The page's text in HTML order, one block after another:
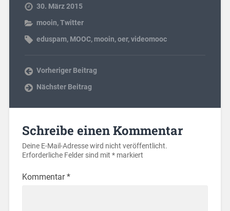
30. März 2015
mooin,Twitter
eduspam, MOOC, mooin,oer,videomooc
Vorheriger Beitrag
Nächster Beitrag
Schreibe einen Kommentar
Deine E-Mail-Adresse wird nicht veröffentlicht.
Erforderliche Felder sind mit *markiert
Kommentar*